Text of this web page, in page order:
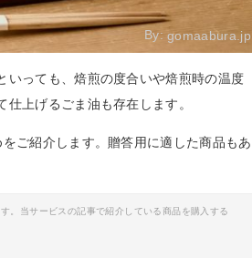
By:gomaabura.jp
いっても、焙煎の度合いや焙煎時の温度
上げるごま油も存在します。
ご紹介します。贈答用に適した商品もあ
。当サービスの記事で紹介している商品を購入する